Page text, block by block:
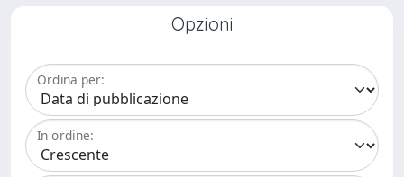
Opzioni
Ordina per:
In ordine: